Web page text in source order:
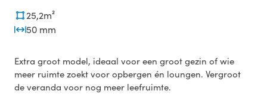
25,2m²
50 mm
Extra groot model, ideaal voor een groot gezin of wie
meer ruimte zoekt voor opbergen én loungen. Vergroot
de veranda voor nog meer leefruimte.